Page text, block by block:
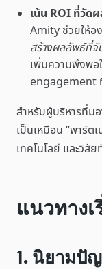
เน้น ROI ที่วัด
Amity ช่วยให้อ
สร้างผลลัพธ์ที่จั
เพิ่มความพึงพอ
engagement
สำหรับผู้บริหารที่ม
เป็นเหมือน “พาร์ต
เทคโนโลยี และวิสั
แนวทาง
1. นิยามปั